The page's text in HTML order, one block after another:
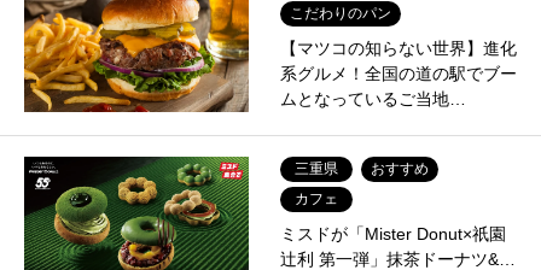
こだわりのパン
【マツコの知らない世界】進化
系グルメ！全国の道の駅でブー
ムとなっているご当地…
三重県
おすすめ
カフェ
ミスドが「Mister Donut×祇園
辻利 第一弾」抹茶ドーナツ&…